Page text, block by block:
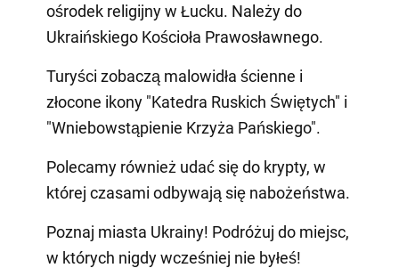
ośrodek religijny w Łucku. Należy do
Ukraińskiego Kościoła Prawosławnego.
Turyści zobaczą malowidła ścienne i
złocone ikony "Katedra Ruskich Świętych" i
"Wniebowstąpienie Krzyża Pańskiego".
Polecamy również udać się do krypty, w
której czasami odbywają się nabożeństwa.
Poznaj miasta Ukrainy! Podróżuj do miejsc,
w których nigdy wcześniej nie byłeś!